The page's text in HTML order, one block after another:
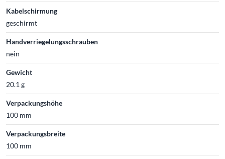
Kabelschirmung
geschirmt
Handverriegelungsschrauben
nein
Gewicht
20.1 g
Verpackungshöhe
100 mm
Verpackungsbreite
100 mm